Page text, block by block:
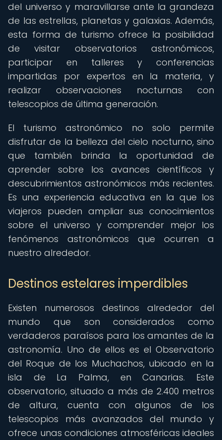
del universo y maravillarse ante la grandeza
de las estrellas, planetas y galaxias. Además,
esta forma de turismo ofrece la posibilidad
de visitar observatorios astronómicos,
participar en talleres y conferencias
impartidas por expertos en la materia, y
realizar observaciones nocturnas con
telescopios de última generación.
El turismo astronómico no solo permite
disfrutar de la belleza del cielo nocturno, sino
que también brinda la oportunidad de
aprender sobre los avances científicos y
descubrimientos astronómicos más recientes.
Es una experiencia educativa en la que los
viajeros pueden ampliar sus conocimientos
sobre el universo y comprender mejor los
fenómenos astronómicos que ocurren a
nuestro alrededor.
Destinos estelares imperdibles
Existen numerosos destinos alrededor del
mundo que son considerados como
verdaderos paraísos para los amantes de la
astronomía. Uno de ellos es el Observatorio
del Roque de los Muchachos, ubicado en la
isla de La Palma, en Canarias. Este
observatorio, situado a más de 2.400 metros
de altura, cuenta con algunos de los
telescopios más avanzados del mundo y
ofrece unas condiciones atmosféricas ideales